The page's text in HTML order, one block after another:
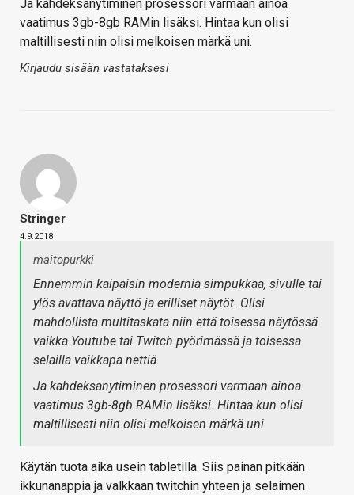
Ja kahdeksanytiminen prosessori varmaan ainoa
vaatimus 3gb-8gb RAMin lisäksi. Hintaa kun olisi
maltillisesti niin olisi melkoisen märkä uni.
Kirjaudu sisään vastataksesi
Stringer
4.9.2018
maitopurkki
Ennemmin kaipaisin modernia simpukkaa, sivulle tai
ylös avattava näyttö ja erilliset näytöt. Olisi
mahdollista multitaskata niin että toisessa näytössä
vaikka Youtube tai Twitch pyörimässä ja toisessa
selailla vaikkapa nettiä.
Ja kahdeksanytiminen prosessori varmaan ainoa
vaatimus 3gb-8gb RAMin lisäksi. Hintaa kun olisi
maltillisesti niin olisi melkoisen märkä uni.
Käytän tuota aika usein tabletilla. Siis painan pitkään
ikkunanappia ja valkkaan twitchin yhteen ja selaimen